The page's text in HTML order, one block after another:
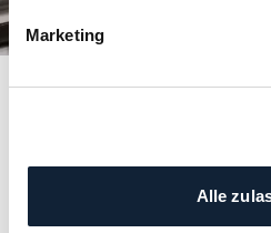
Marketing
Alle
Das könnte